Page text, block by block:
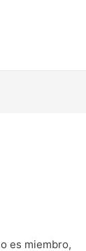
es miembro,